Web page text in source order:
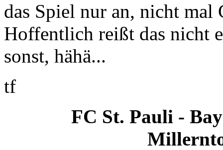
das Spiel nur an, nicht mal
Hoffentlich reißt das nicht
sonst, hähä...
tf
FC St. Pauli -